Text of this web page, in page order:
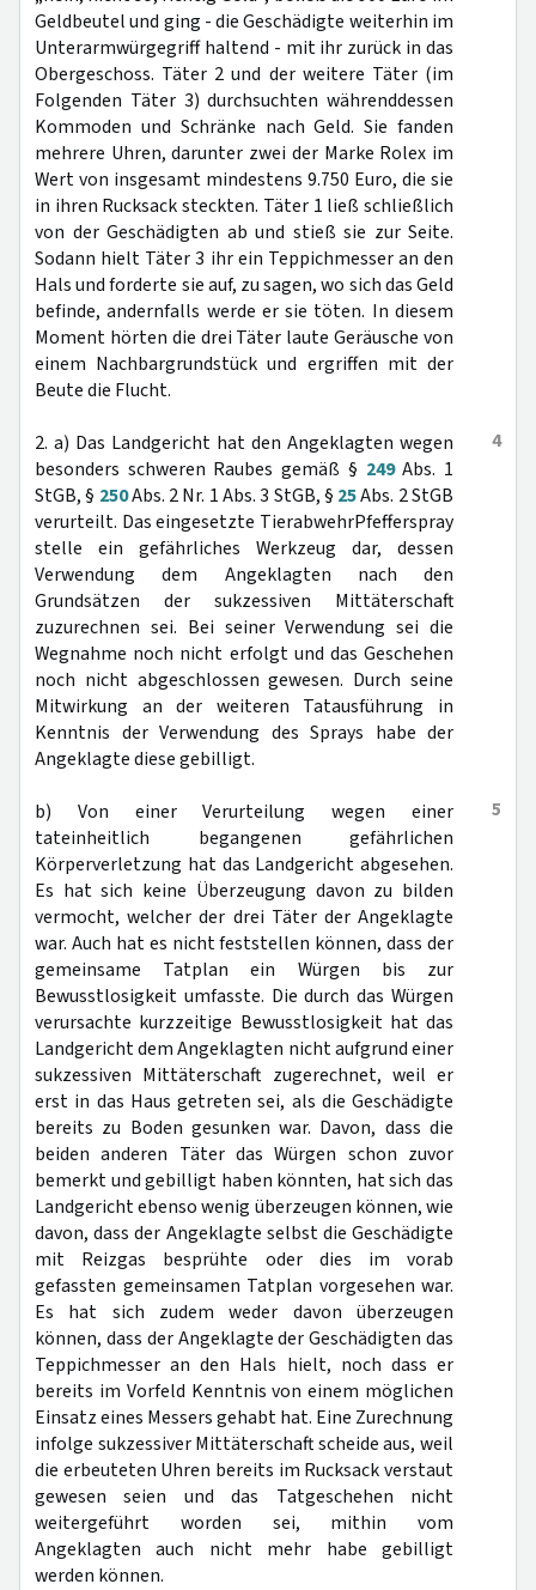
Geldbeutel und ging - die Geschädigte weiterhin im
Unterarmwürgegriff haltend - mit ihr zurück in das
Obergeschoss. Täter 2 und der weitere Täter (im
Folgenden Täter 3) durchsuchten währenddessen
Kommoden und Schränke nach Geld. Sie fanden
mehrere Uhren, darunter zwei der Marke Rolex im
Wert von insgesamt mindestens 9.750 Euro, die sie
in ihren Rucksack steckten. Täter 1 ließ schließlich
von der Geschädigten ab und stieß sie zur Seite.
Sodann hielt Täter 3 ihr ein Teppichmesser an den
Hals und forderte sie auf, zu sagen, wo sich das Geld
befinde, andernfalls werde er sie töten. In diesem
Moment hörten die drei Täter laute Geräusche von
einem Nachbargrundstück und ergriffen mit der
Beute die Flucht.
4
2. a) Das Landgericht hat den Angeklagten wegen
besonders schweren Raubes gemäß § 249Abs. 1
StGB, § 250Abs. 2 Nr. 1 Abs. 3 StGB, § 25Abs. 2 StGB
verurteilt. Das eingesetzte TierabwehrPfefferspray
stelle ein gefährliches Werkzeug dar, dessen
Verwendung dem Angeklagten nach den
Grundsätzen der sukzessiven Mittäterschaft
zuzurechnen sei. Bei seiner Verwendung sei die
Wegnahme noch nicht erfolgt und das Geschehen
noch nicht abgeschlossen gewesen. Durch seine
Mitwirkung an der weiteren Tatausführung in
Kenntnis der Verwendung des Sprays habe der
Angeklagte diese gebilligt.
5
b) Von einer Verurteilung wegen einer
tateinheitlich begangenen gefährlichen
Körperverletzung hat das Landgericht abgesehen.
Es hat sich keine Überzeugung davon zu bilden
vermocht, welcher der drei Täter der Angeklagte
war. Auch hat es nicht feststellen können, dass der
gemeinsame Tatplan ein Würgen bis zur
Bewusstlosigkeit umfasste. Die durch das Würgen
verursachte kurzzeitige Bewusstlosigkeit hat das
Landgericht dem Angeklagten nicht aufgrund einer
sukzessiven Mittäterschaft zugerechnet, weil er
erst in das Haus getreten sei, als die Geschädigte
bereits zu Boden gesunken war. Davon, dass die
beiden anderen Täter das Würgen schon zuvor
bemerkt und gebilligt haben könnten, hat sich das
Landgericht ebenso wenig überzeugen können, wie
davon, dass der Angeklagte selbst die Geschädigte
mit Reizgas besprühte oder dies im vorab
gefassten gemeinsamen Tatplan vorgesehen war.
Es hat sich zudem weder davon überzeugen
können, dass der Angeklagte der Geschädigten das
Teppichmesser an den Hals hielt, noch dass er
bereits im Vorfeld Kenntnis von einem möglichen
Einsatz eines Messers gehabt hat. Eine Zurechnung
infolge sukzessiver Mittäterschaft scheide aus, weil
die erbeuteten Uhren bereits im Rucksack verstaut
gewesen seien und das Tatgeschehen nicht
weitergeführt worden sei, mithin vom
Angeklagten auch nicht mehr habe gebilligt
werden können.